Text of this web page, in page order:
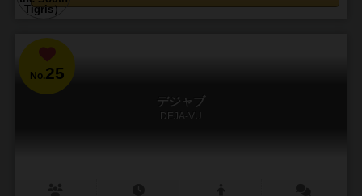
No.25
デジャブ
DEJA-VU